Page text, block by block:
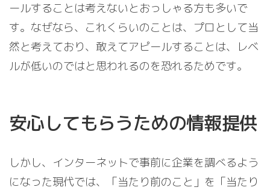
ールすることは考えないとおっしゃる方も多いで
す。なぜなら、これくらいのことは、プロとして当
然と考えており、敢えてアピールすることは、レベ
ルが低いのではと思われるのを恐れるためです。
安心してもらうための情報提供
しかし、インターネットで事前に企業を調べるよう
になった現代では、「当たり前のこと」を「当たり